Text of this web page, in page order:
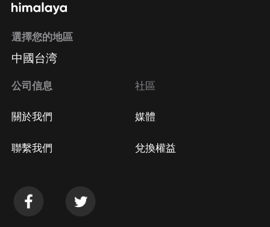
選擇您的地區
中國台湾
公司信息
關於我們
聯繫我們
社區
媒體
兌換權益